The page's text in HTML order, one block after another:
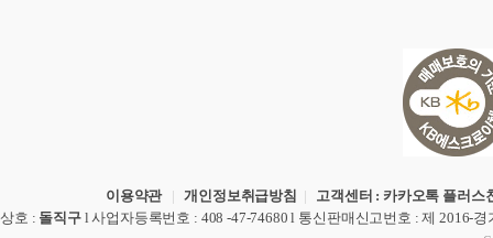
이용약관 |개인정보취급방침 | 고객센터 : 카카오톡 플러스
상호 : 돌직구 l사업자등록번호 : 408 -47-74680 l 통신판매신고번호 : 제 2016-